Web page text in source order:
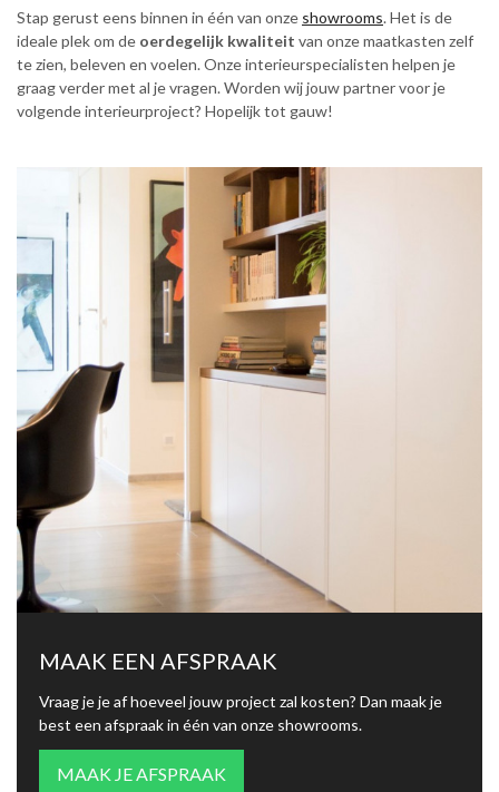
Stap gerust eens binnen in één van onze showrooms. Het is de
ideale plek om de oerdegelijk kwaliteit van onze maatkasten zelf
te zien, beleven en voelen. Onze interieurspecialisten helpen je
graag verder met al je vragen. Worden wij jouw partner voor je
volgende interieurproject? Hopelijk tot gauw!
MAAK EEN AFSPRAAK
Vraag je je af hoeveel jouw project zal kosten? Dan maak je
best een afspraak in één van onze showrooms.
MAAK JE AFSPRAAK